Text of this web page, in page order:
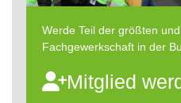
Werde Teil der größten
Fachgewerkschaft in der
Mitglied